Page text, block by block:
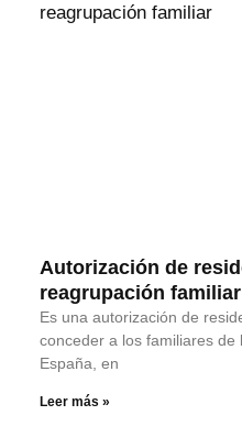
Autorización de
reagrupación familiar
Es una autorización de
conceder a los familiares
España, en
Leer más »